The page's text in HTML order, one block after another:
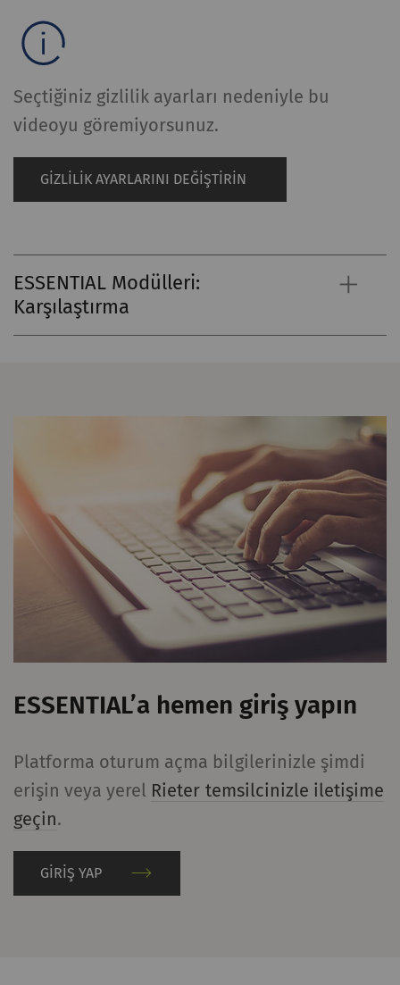
Seçtiğiniz gizlilik ayarları nedeniyle bu
videoyu göremiyorsunuz.
GIZLILIK AYARLARINI DEĞIŞTIRIN
ESSENTIAL Modülleri:
Karşılaştırma
ESSENTIAL’a hemen giriş yapın
Platforma oturum açma bilgilerinizle şimdi
erişin veya yerel Rieter temsilcinizle iletişime
geçin.
GİRİŞ YAP